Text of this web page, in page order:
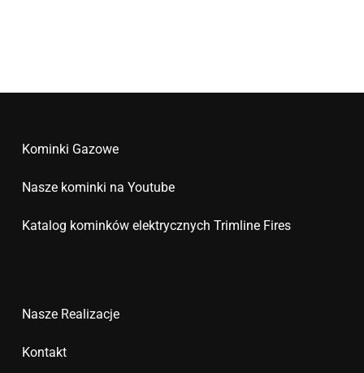
Kominki Gazowe
Nasze kominki na Youtube
Katalog kominków elektrycznych Trimline Fires
Nasze Realizacje
Kontakt